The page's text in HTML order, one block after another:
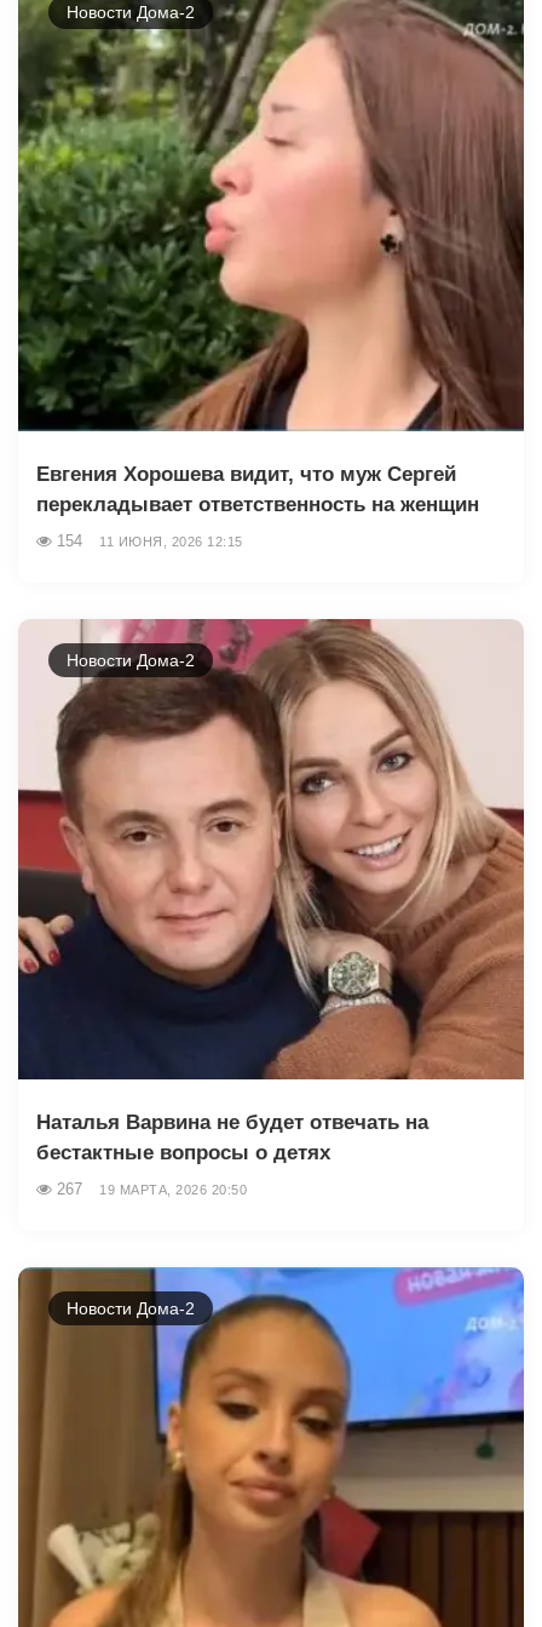
Новости Дома-2
Евгения Хорошева видит, что муж Сергей
перекладывает ответственность на женщин
154 11 ИЮНЯ, 2026 12:15
Новости Дома-2
Наталья Варвина не будет отвечать на
бестактные вопросы о детях
267 19 МАРТА, 2026 20:50
Новости Дома-2